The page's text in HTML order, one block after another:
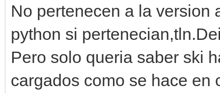
No pertenecen a la version
python si
Pero solo queria saber ski
cargados como se hace en